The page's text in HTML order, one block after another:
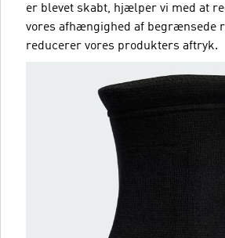
er blevet skabt, hjælper vi med at
vores afhængighed af begrænsede
reducerer vores produkters aftryk.